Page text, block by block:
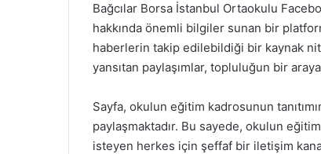
Bağcılar Borsa İstanbul Ortaokulu
hakkında önemli bilgiler sunan bir
haberlerin takip edilebildiği bir kaynak
yansıtan paylaşımlar, topluluğun bir
Sayfa, okulun eğitim kadrosunun
paylaşmaktadır. Bu sayede, okulun
isteyen herkes için şeffaf bir iletişim